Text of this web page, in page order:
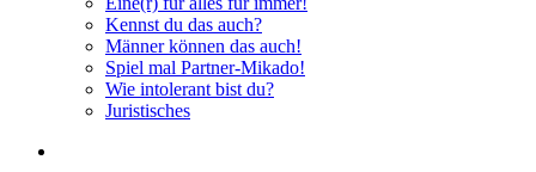
Kennst du das auch?
Männer können das auch!
Spiel mal Partner-Mikado!
Wie intolerant bist du?
Juristisches